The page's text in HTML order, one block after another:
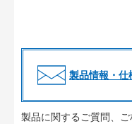
製品情報・仕
製品に関するご質問、